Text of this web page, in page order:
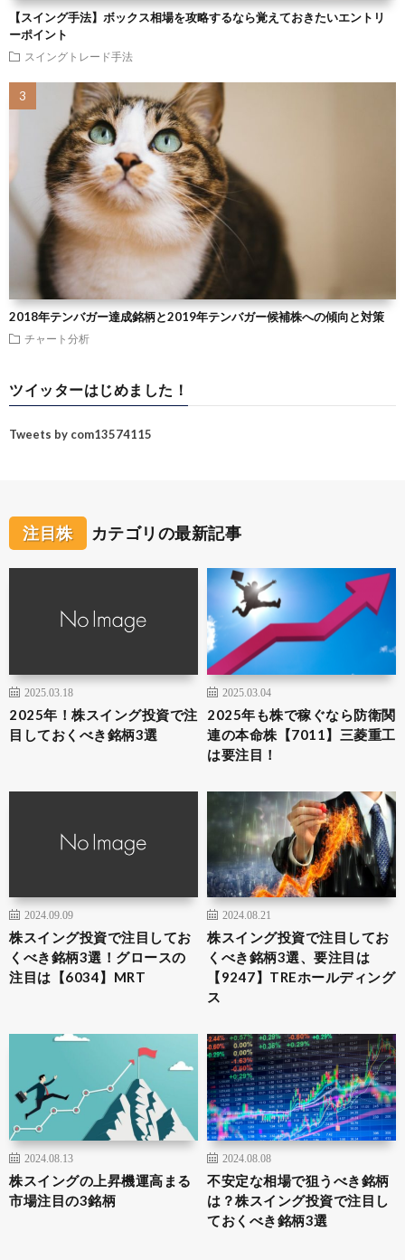
【スイング手法】ボックス相場を攻略するなら覚えておきたいエントリ
ーポイント
スイングトレード手法
2018年テンバガー達成銘柄と2019年テンバガー候補株への傾向と対策
チャート分析
ツイッターはじめました！
Tweets by com13574115
注目株 カテゴリの最新記事
2025.03.18
2025年！株スイング投資で注
目しておくべき銘柄3選
2025.03.04
2025年も株で稼ぐなら防衛関
連の本命株【7011】三菱重工
は要注目！
2024.09.09
株スイング投資で注目してお
くべき銘柄3選！グロースの
注目は【6034】MRT
2024.08.21
株スイング投資で注目してお
くべき銘柄3選、要注目は
【9247】TREホールディング
ス
2024.08.13
株スイングの上昇機運高まる
市場注目の3銘柄
2024.08.08
不安定な相場で狙うべき銘柄
は？株スイング投資で注目し
ておくべき銘柄3選